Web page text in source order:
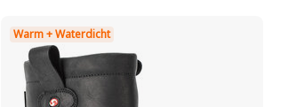
Warm + Waterdicht